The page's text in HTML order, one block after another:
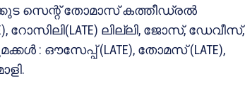
സെന്റ് തോമാസ് കത്തീഡ്രല്‍
റോസിലി(LATE) ലില്ലി, ജോസ്, ഡേവീസ്,
: ഔസേപ്പ് (LATE), തോമസ് (LATE),